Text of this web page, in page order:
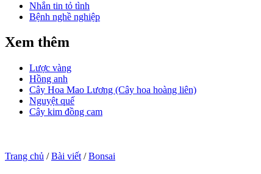
Nhắn tin tỏ tình
Bệnh nghề nghiệp
Xem thêm
Lược vàng
Hồng anh
Cây Hoa Mao Lương (Cây hoa hoàng liên)
Nguyệt quế
Cây kim đồng cam
Trang chủ /Bài viết /Bonsai